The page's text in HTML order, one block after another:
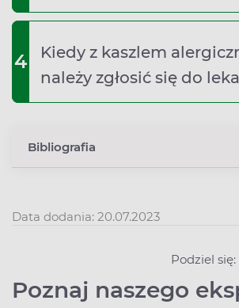
4
Kiedy z kaszlem
należy zgłosić się do
Bibliografia
Data dodania: 20.07.2023
Podziel się:
Poznaj naszego